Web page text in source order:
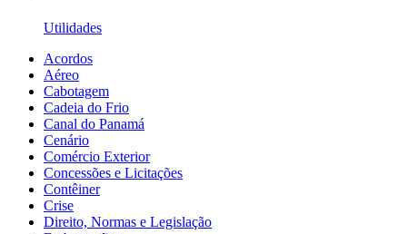
Utilidades
Acordos
Aéreo
Cabotagem
Cadeia do Frio
Canal do Panamá
Cenário
Comércio Exterior
Concessões e Licitações
Contêiner
Crise
Direito, Normas e Legislação